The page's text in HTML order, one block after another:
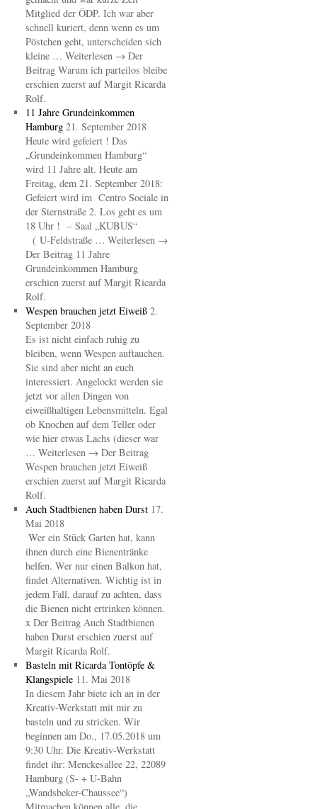
Mitglied der ÖDP. Ich war aber
schnell kuriert, denn wenn es um
Pöstchen geht, unterscheiden sich
kleine … Weiterlesen → Der
Beitrag Warum ich parteilos bleibe
erschien zuerst auf Margit Ricarda
Rolf.
11 Jahre Grundeinkommen
Hamburg 21. September 2018
Heute wird gefeiert ! Das
„Grundeinkommen Hamburg“
wird 11 Jahre alt. Heute am
Freitag, dem 21. September 2018:
Gefeiert wird im Centro Sociale in
der Sternstraße 2. Los geht es um
18 Uhr ! – Saal „KUBUS“
( U-Feldstraße … Weiterlesen →
Der Beitrag 11 Jahre
Grundeinkommen Hamburg
erschien zuerst auf Margit Ricarda
Rolf.
Wespen brauchen jetzt Eiweiß 2.
September 2018
Es ist nicht einfach ruhig zu
bleiben, wenn Wespen auftauchen.
Sie sind aber nicht an euch
interessiert. Angelockt werden sie
jetzt vor allen Dingen von
eiweißhaltigen Lebensmitteln. Egal
ob Knochen auf dem Teller oder
wie hier etwas Lachs (dieser war
… Weiterlesen → Der Beitrag
Wespen brauchen jetzt Eiweiß
erschien zuerst auf Margit Ricarda
Rolf.
Auch Stadtbienen haben Durst 17.
Mai 2018
Wer ein Stück Garten hat, kann
ihnen durch eine Bienentränke
helfen. Wer nur einen Balkon hat,
findet Alternativen. Wichtig ist in
jedem Fall, darauf zu achten, dass
die Bienen nicht ertrinken können.
x Der Beitrag Auch Stadtbienen
haben Durst erschien zuerst auf
Margit Ricarda Rolf.
Basteln mit Ricarda Tontöpfe &
Klangspiele 11. Mai 2018
In diesem Jahr biete ich an in der
Kreativ-Werkstatt mit mir zu
basteln und zu stricken. Wir
beginnen am Do., 17.05.2018 um
9:30 Uhr. Die Kreativ-Werkstatt
findet ihr: Menckesallee 22, 22089
Hamburg (S- + U-Bahn
„Wandsbeker-Chaussee“)